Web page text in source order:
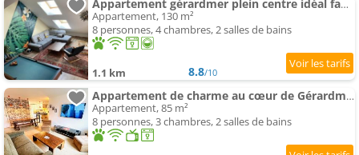
Appartement gérardmer plein centre idéal famille
Appartement, 130 m²
8 personnes, 4 chambres, 2 salles de bains
1.1 km 8.8/10
Appartement de charme au cœur de Gérardmer
Appartement, 85 m²
8 personnes, 3 chambres, 2 salles de bains